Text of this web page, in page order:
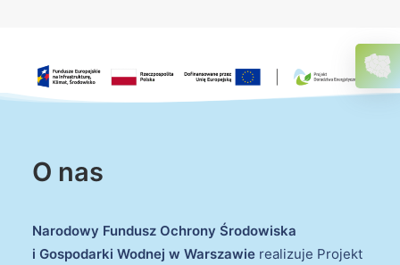
O nas
Narodowy Fundusz Ochrony Środowiska
i Gospodarki Wodnej w Warszawie realizuje Projekt